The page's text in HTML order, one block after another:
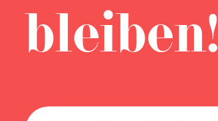
bleiben!